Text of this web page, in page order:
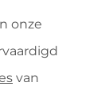
onze
van